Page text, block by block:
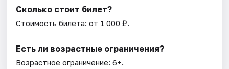
Сколько стоит билет?
Стоимость билета: от 1 000 ₽.
Есть ли возрастные ограничения?
Возрастное ограничение: 6+.